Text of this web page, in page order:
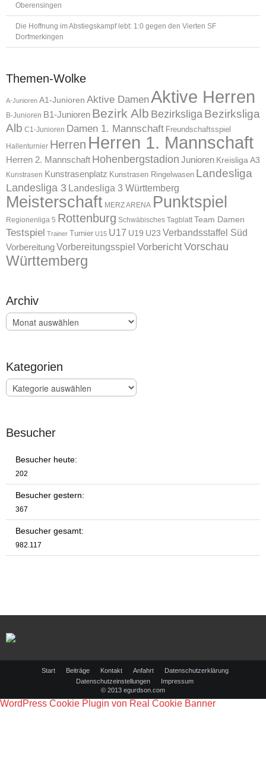
Oberensingen
Die Hoffnung im Abstiegskampf lebt: 1:0 gegen den Vierten SF
Dorfmerkingen
Themen-Wolke
A-Junioren A1-Junioren Aktive Damen Aktive Herren
B-Junioren B1-Junioren Bezirk Alb Bezirksliga Bezirksliga
Alb C1-Junioren Damen 1. Mannschaft Freundschaftsspiel
Hallenturnier Herren Herren 1. Mannschaft
Herren 2. Mannschaft Hohenbergstadion Junioren Kreisliga A3
Kunstrasen Kunstrasenplatz Kunstrasen Ringelwasen Landesliga
Landesliga 3 Landesliga 3 Württemberg
Meisterschaft MERZ ARENA Punktspiel
Regionenliga 5 Rottenburg Schwäbisches Tagblatt Team Damen
Testspiel Trainer Turnier U15 U17 U19 U23 Verbandsstaffel Süd
VorbereitungVorbereitungsspiel VorberichtVorschau
Württemberg
Archiv
Archiv
Kategorien
Kategorien
Besucher
Besucher heute:
202
Besucher gestern:
367
Besucher gesamt:
982.117
Start Beiträge Kontakt Anfahrt
Datenschutzerklärung
Datenschutzeinstellungen
Impressum
© 2013 egurdson.com
WordPress Cookie Plugin von Real Cookie Banner